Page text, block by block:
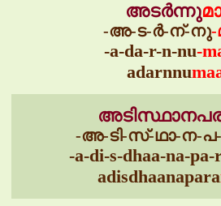
അടർന്നുമാ
-അ-ട-ർ-ന്-നു-
-a-da-r-n-nu-
adarnnu
-അ-ടി-സ്-ഥാ-ന-
-a-di-s-dhaa-na-pa-
adisdhaanapara